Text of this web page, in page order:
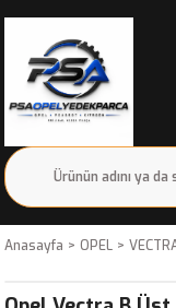
Anasayfa OPEL